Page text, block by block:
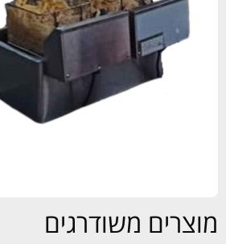
מוצרים משודרגים